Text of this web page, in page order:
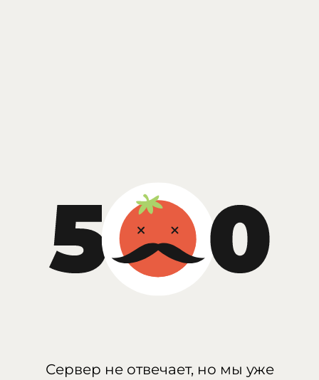
Сервер не отвечает, но мы уже